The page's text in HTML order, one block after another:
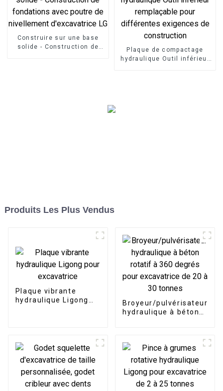
Construire sur une base
solide - Construction de
Plaque de compactage
hydraulique Outil inférieur
Produits Les Plus Vendus
Plaque vibrante
hydraulique Ligong
Broyeur/pulvérisateur
hydraulique à béton